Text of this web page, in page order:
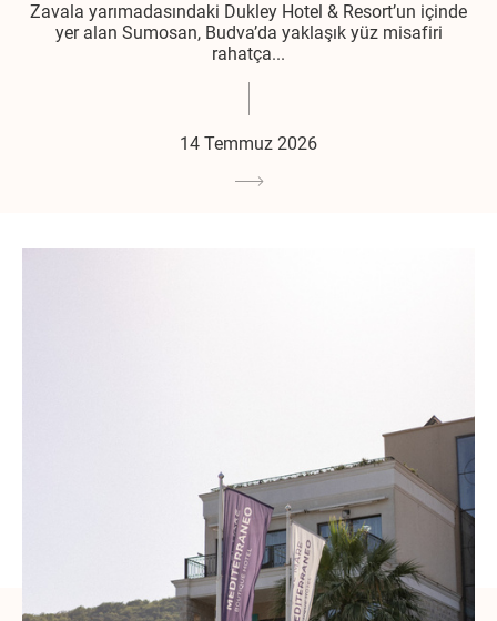
Zavala yarımadasındaki Dukley Hotel & Resort’un içinde
yer alan Sumosan, Budva’da yaklaşık yüz misafiri
rahatça...
14 Temmuz 2026